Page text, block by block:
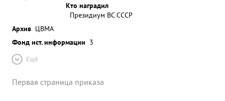
Кто наградил
Президиум ВС СССР
Архив ЦВМА
Фонд ист. информации 3
Ещё
Первая страница приказа